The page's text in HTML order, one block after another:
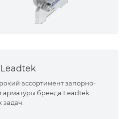
ассортимент запорно-
арматуры бренда Leadtek